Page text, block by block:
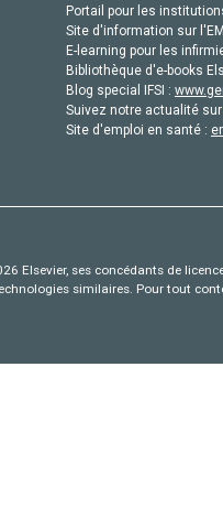
Portail pour les
Site d'information sur
E-learning pour les
Bibliothèque d'e-books
Blog special IFSI :
Suivez notre actualité
Site d'emploi en santé :
Elsevier, ses concédants de
similaires. Pour tout